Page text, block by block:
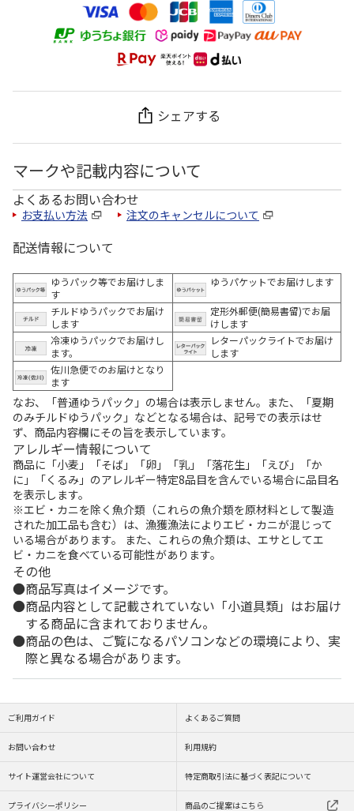
シェアする
マークや記載内容について
よくあるお問い合わせ
お支払い方法 注文のキャンセルについて
配送情報について
ゆうパック等でお届けしま
す
ゆうパケットでお届けします
チルドゆうパックでお届け
します
定形外郵便(簡易書留)でお届
けします
冷凍ゆうパックでお届けし
ます。
レターパックライトでお届け
します
佐川急便でのお届けとなり
ます
なお、「普通ゆうパック」の場合は表示しません。また、「夏期
のみチルドゆうパック」などとなる場合は、記号での表示はせ
ず、商品内容欄にその旨を表示しています。
アレルギー情報について
商品に「小麦」「そば」「卵」「乳」「落花生」「えび」「か
に」「くるみ」のアレルギー特定8品目を含んでいる場合に品目名
を表示します。
※エビ・カニを除く魚介類（これらの魚介類を原材料として製造
された加工品も含む）は、漁獲漁法によりエビ・カニが混じって
いる場合があります。 また、これらの魚介類は、エサとしてエ
ビ・カニを食べている可能性があります。
その他
商品写真はイメージです。
商品内容として記載されていない「小道具類」はお届け
する商品に含まれておりません。
商品の色は、ご覧になるパソコンなどの環境により、実
際と異なる場合があります。
ご利用ガイド よくあるご質問
お問い合わせ 利用規約
サイト運営会社について 特定商取引法に基づく表記について
プライバシーポリシー 商品のご提案はこちら